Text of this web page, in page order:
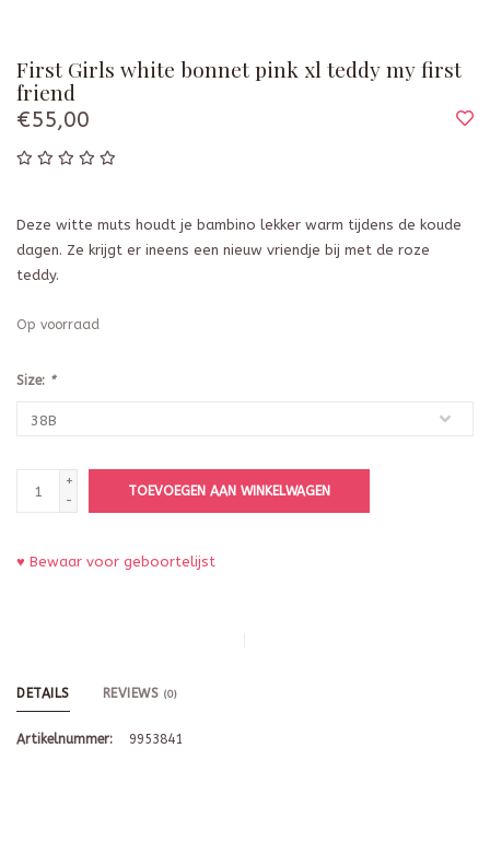
First Girls white bonnet pink xl teddy my first
friend
€55,00
Deze witte muts houdt je bambino lekker warm tijdens de koude
dagen. Ze krijgt er ineens een nieuw vriendje bij met de roze
teddy.
Op voorraad
Size: *
+
-
TOEVOEGEN AAN WINKELWAGEN
♥ Bewaar voor geboortelijst
DETAILS REVIEWS (0)
Artikelnummer: 9953841